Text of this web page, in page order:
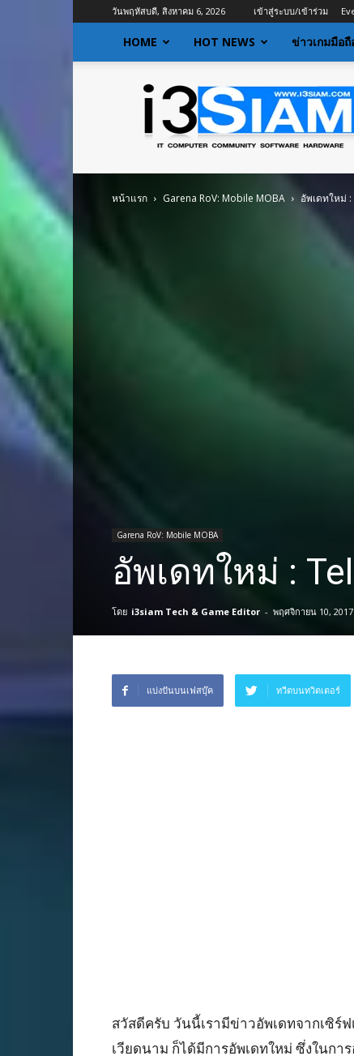
วันพฤหัสบดี, สิงหาคม 6, 2026 เข้าสู่ระบบ/เข้าร่วม
HOME HOT NEWS ข่าวเกมมือ
I3siam
ข่าว
ไอที
ข้อมูล
ข่าวสาร
หน้าแรก Garena RoV: Mobile MOBA อัพเดทใหม่ :
Garena RoV: Mobile MOBA
อัพเดทใหม่ :
โดย i3siam Tech & Game Editor - พฤศจิกายน 10, 2017
แบ่งปันบนเฟสบุ๊ค ทวีตบนทวิตเตอร์
สวัสดีครับ วันนี้เรามีข่าวอัพเดทจากเซิร์
เวียดนาม ก็ได้มีการอัพเดทใหม่ ซึ่งในกา